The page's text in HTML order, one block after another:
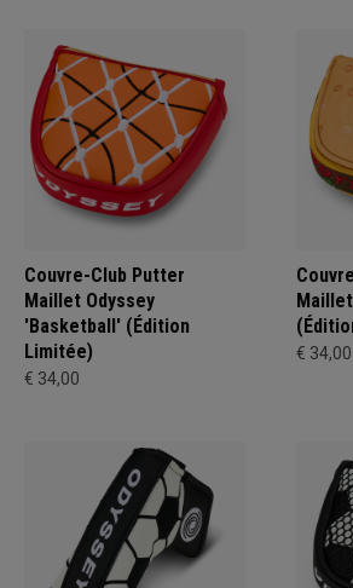
Couvre-Club Putter
Maillet Odyssey
'Basketball' (Édition
Limitée)
€ 34,00
€ 34,00